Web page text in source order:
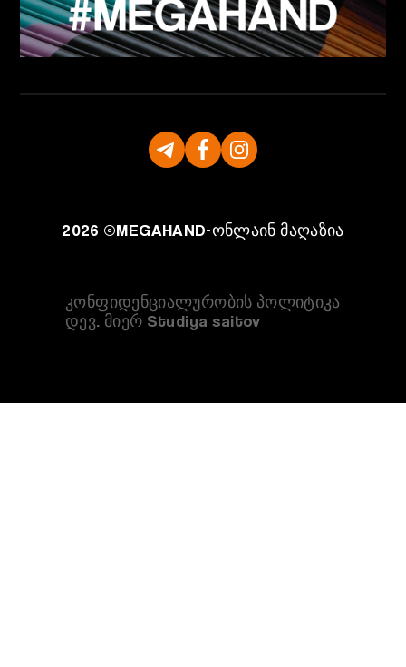
2026 ©MEGAHAND-ონლაინ მაღაზია
კონფიდენციალურობის პოლიტიკა
დევ. მიერ Studiya saitov